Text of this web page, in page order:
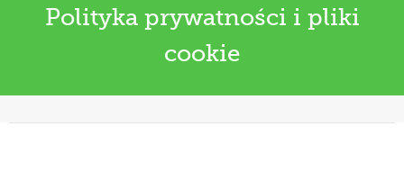
Polityka prywatności i pliki
cookie